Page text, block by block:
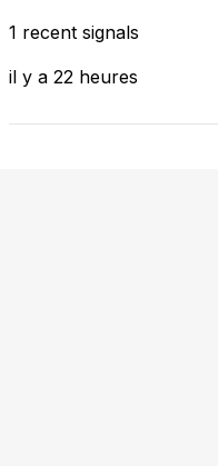
1 recent signals
il y a 22 heures